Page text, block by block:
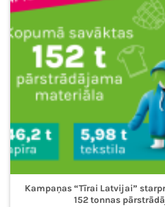
Kampaņas “Tīrai Latvijai”
152 tonnas